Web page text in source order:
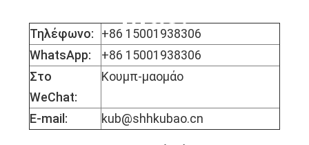
Τηλέφωνο:
+86 15001938306
WhatsApp:
+86 15001938306
Στο
WeChat:
Κουμπ-μαομάο
E-mail: kub@shhkubao.cn